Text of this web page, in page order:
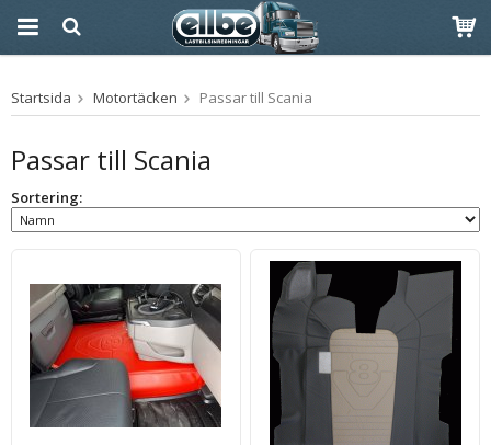
Produkten har blivit
tillagd i varukorgen
Startsida Motortäcken Passar till Scania
Passar till Scania
Sortering: